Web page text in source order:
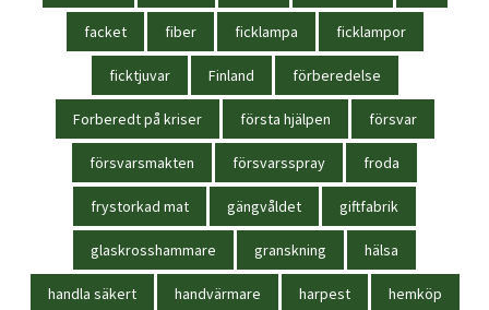
facket fiber ficklampa ficklampor
ficktjuvar Finland förberedelse
Forberedt på kriser första hjälpen försvar
försvarsmakten försvarsspray froda
frystorkad mat gängvåldet giftfabrik
glaskrosshammare granskning hälsa
handla säkert handvärmare harpest hemköp